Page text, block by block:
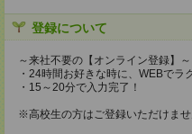
登録について
～来社不要の【オンライン登録】～
・24時間お好きな時に、WEBでラ
・15～20分で入力完了！
※高校生の方はご登録いただけませ